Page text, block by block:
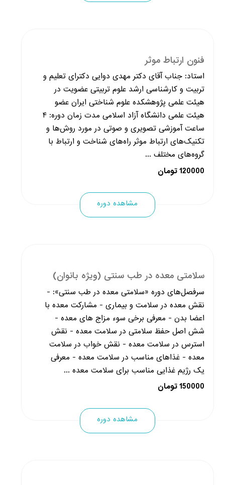
فنون ارتباط موثر
استاد: جناب آقای دکتر مهدی دوایی دکترای تعلیم و
تربیت و کارشناسی ارشد علوم تربیتی عضویت در
هیئت علمی پژوهشکده علوم شناختی ایران عضو
هیئت علمی دانشگاه آزاد اسلامی مدت زمان دوره: ۴
ساعت آموزشی تصویری و صوتی در مورد روش‌ها و
تکنیک‌های ارتباط موثر راه‌های شناخت و ارتباط با
گروه‌های مختلف ...
120000 تومان
مشاهده دوره
سلامتی معده در طب سنتی (ویژه بانوان)
سرفصل‌های دوره «سلامتی معده در طب سنتی»: -
نقش معده در سلامت و بیماری - مشارکت معده با
اعضا بدن - معرفی برخی سوء مزاج های معده -
شش اصل حفظ سلامتی در سلامت معده - نقش
استرس در سلامت معده - نقش خواب در سلامت
معده - غذاهای مناسب در سلامت معده - معرفی
یک رژیم غذایی مناسب برای سلامت معده ...
150000 تومان
مشاهده دوره